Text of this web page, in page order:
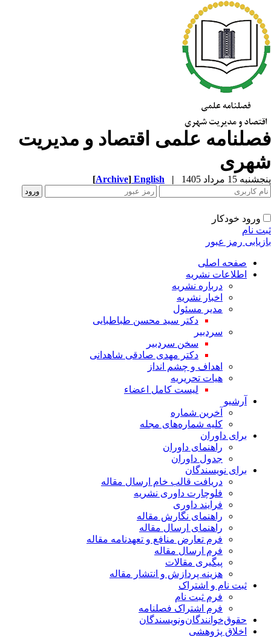
علمی اقتصاد و مدیریت
15 مرداد 1405 |
English
[Archive]
ورود خودکار
نام
رمز عبور
صفحه اصلی
اطلاعات نشریه
درباره نشریه
اخبار نشریه
مدیر مسئول
دکتر سید محسن طباطبایی
سردبیر
سخن سردبیر
دکتر مهدی صادقی شاهدانی
اهداف و چشم انداز
هیات تحریریه
لیست کامل اعضاء
آرشیو
آخرین شماره
کلیه شماره‌های مجله
برای داوران
راهنمای داوران
جدول داوران
برای نویسندگان
دریافت قالب خام ارسال مقاله
فلوچارت داوری نشریه
فرایند داوری
راهنمای نگارش مقاله
راهنمای ارسال مقاله
فرم تعارض منافع و تعهدنامه مقاله
فرم ارسال مقاله
پیگیری مقالات
هزینه پردازش و انتشار مقاله
ثبت نام و اشتراک
فرم ثبت نام
فرم اشتراک فصلنامه
حقوق‌خوانندگان‌و‌نویسندگان
اخلاق پژوهشی